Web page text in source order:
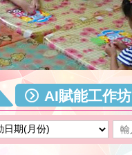
AI賦能工作坊